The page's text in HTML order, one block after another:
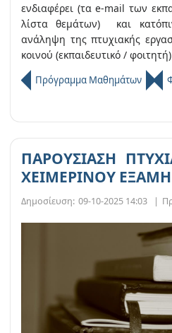
ενδιαφέρει (τα e-mail των
λίστα θεμάτων) και
ανάληψη της πτυχιακής
κοινού (εκπαιδευτικό /
Πρόγραμμα Μαθημάτων
ΠΑΡΟΥΣΙΑΣΗ
ΧΕΙΜΕΡΙΝΟΥ
Δημοσίευση: 09-10-2025 14:03 |